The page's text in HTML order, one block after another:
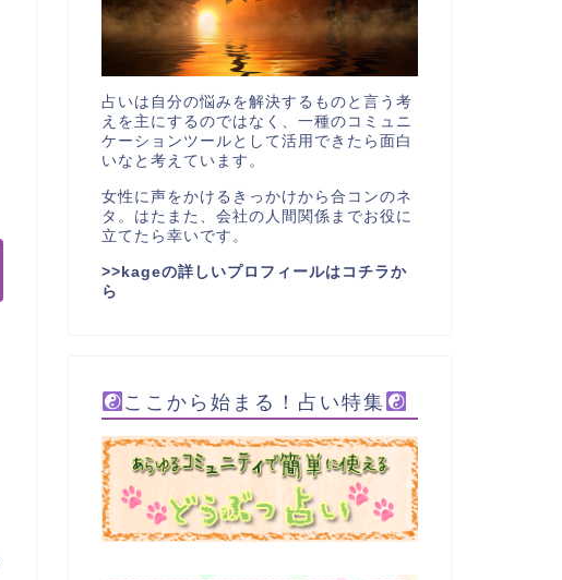
占いは自分の悩みを解決するものと言う考
えを主にするのではなく、一種のコミュニ
ケーションツールとして活用できたら面白
いなと考えています。
女性に声をかけるきっかけから合コンのネ
タ。はたまた、会社の人間関係までお役に
立てたら幸いです。
>>kageの詳しいプロフィールはコチラか
ら
ここから始まる！占い特集